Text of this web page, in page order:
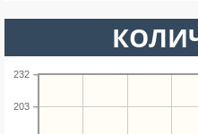
203
232